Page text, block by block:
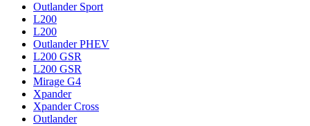
Outlander Sport
L200
L200
Outlander PHEV
L200 GSR
L200 GSR
Mirage G4
Xpander
Xpander Cross
Outlander